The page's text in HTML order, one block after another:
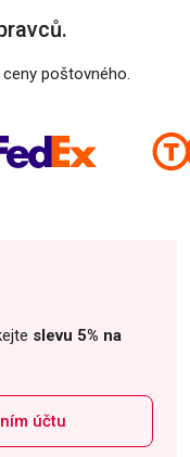
poštovného.
slevu 5% na
účtu